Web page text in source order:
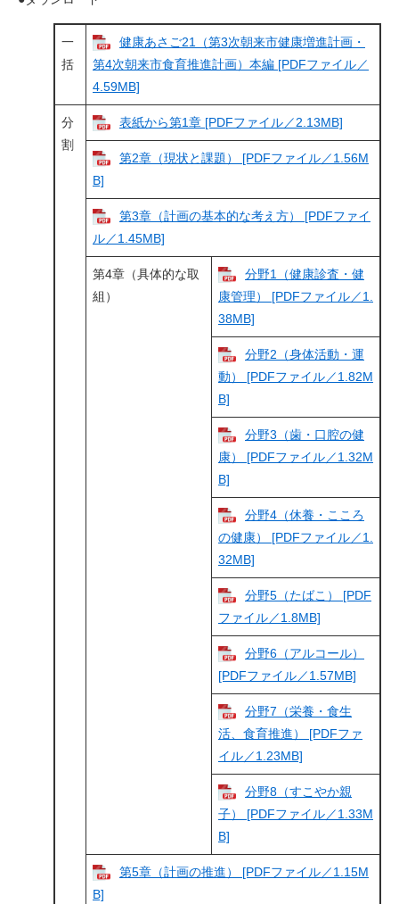
一
括
健康あさご21（第3次朝来市健康増進計画・
第4次朝来市食育推進計画）本編 [PDFファイル／
4.59MB]
分
割
表紙から第1章 [PDFファイル／2.13MB]
第2章（現状と課題） [PDFファイル／1.56M
B]
第3章（計画の基本的な考え方） [PDFファイ
ル／1.45MB]
第4章（具体的な取
組）
分野1（健康診査・健
康管理） [PDFファイル／1.
38MB]
分野2（身体活動・運
動） [PDFファイル／1.82M
B]
分野3（歯・口腔の健
康） [PDFファイル／1.32M
B]
分野4（休養・こころ
の健康） [PDFファイル／1.
32MB]
分野5（たばこ） [PDF
ファイル／1.8MB]
分野6（アルコール）
[PDFファイル／1.57MB]
分野7（栄養・食生
活、食育推進） [PDFファ
イル／1.23MB]
分野8（すこやか親
子） [PDFファイル／1.33M
B]
第5章（計画の推進） [PDFファイル／1.15M
B]